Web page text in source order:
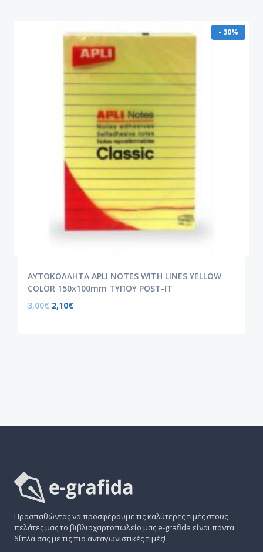
- 30%
ΑΥΤΟΚΟΛΛΗΤΑ APLI NOTES WITH LINES YELLOW
COLOR 150x100mm ΤΥΠΟΥ POST-IT
3,00€ 2,10€
Προσπαθώντας να προσφέρουμε τις καλύτερες τιμές στους
πελάτες μας το βιβλιοχαρτοπωλείο μας e-grafida είναι πάντα
δίπλα σας με τις πιο ανταγωνιστικές τιμές!